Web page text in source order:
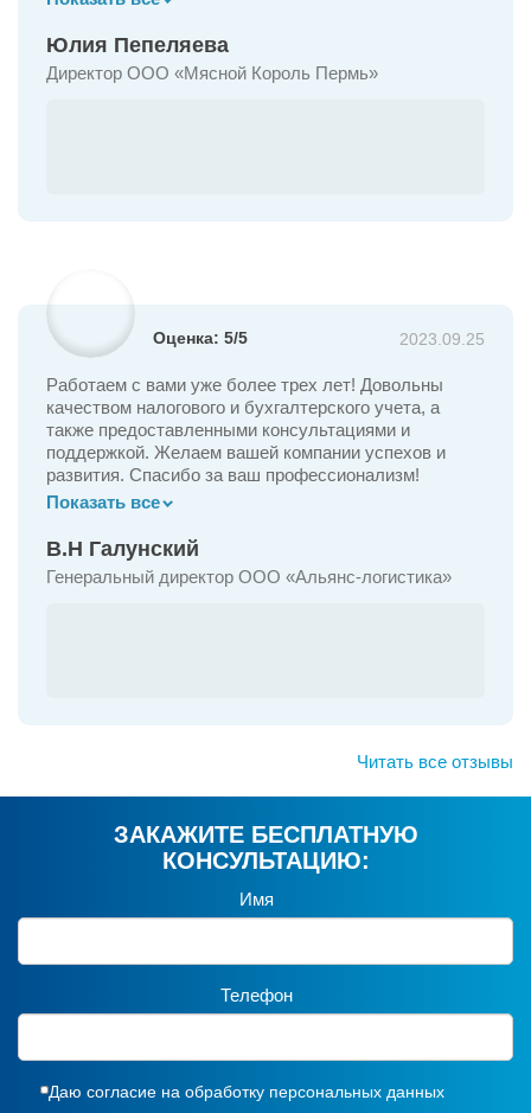
Предоставление займов
консультации по вопросам налогообложения и
автоматизации будущее за аутсорсингом.
Юлия Пепеляева
Директор ООО «Мясной Король Пермь»
Оценка: 5/5 2023.09.25
Работаем с вами уже более трех лет! Довольны
качеством налогового и бухгалтерского учета, а
также предоставленными консультациями и
поддержкой. Желаем вашей компании успехов и
развития. Спасибо за ваш профессионализм!
Показать все
В.Н Галунский
Генеральный директор ООО «Альянс-логистика»
Читать все отзывы
ЗАКАЖИТЕ БЕСПЛАТНУЮ
КОНСУЛЬТАЦИЮ:
Имя
Телефон
Даю согласие на обработку персональных данных